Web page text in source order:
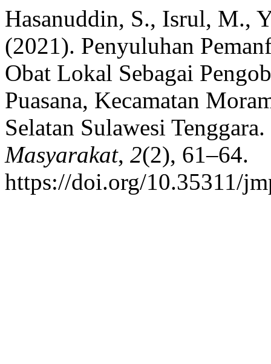
Hasanuddin, S., Isrul, M.,
(2021). Penyuluhan
Obat Lokal Sebagai
Puasana, Kecamatan
Selatan Sulawesi Tenggara.
Masyarakat, 2(2), 61–64.
https://doi.org/10.35311/